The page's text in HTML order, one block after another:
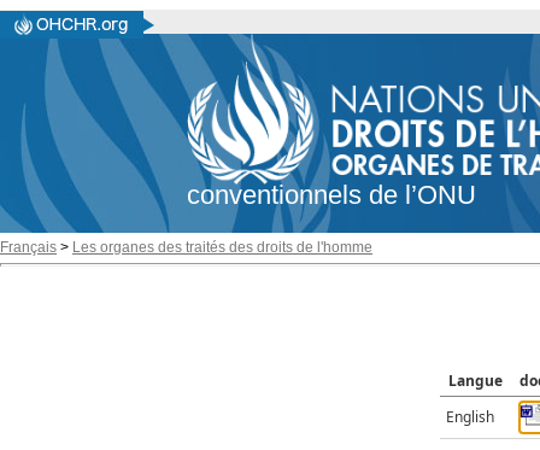
conventionnels de l’ONU
Français > Les organes des traités des droits de l'homme
Langue
English